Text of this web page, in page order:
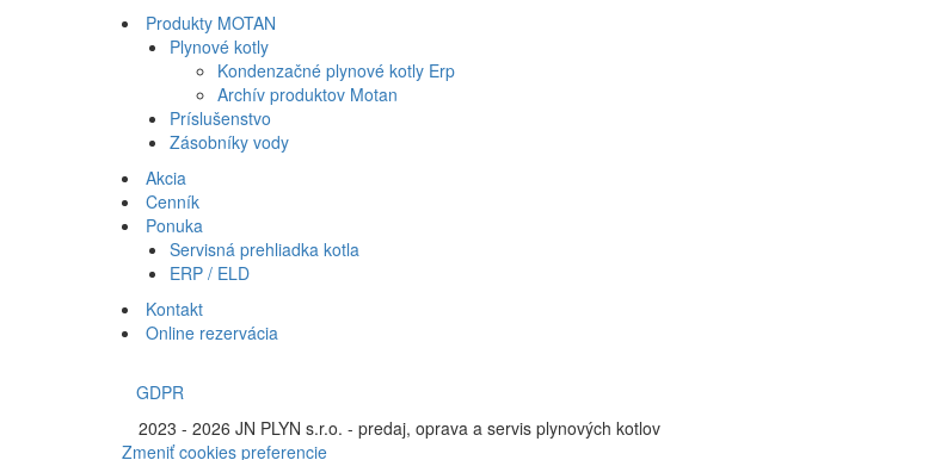
Produkty MOTAN
Plynové kotly
Kondenzačné plynové kotly Erp
Archív produktov Motan
Príslušenstvo
Zásobníky vody
Akcia
Cenník
Ponuka
Servisná prehliadka kotla
ERP / ELD
Kontakt
Online rezervácia
GDPR
2023 - 2026 JN PLYN s.r.o. - predaj, oprava a servis plynových kotlov
Zmeniť cookies preferencie